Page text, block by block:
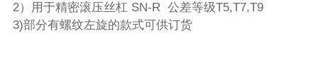
2）用于精密滚压丝杠 SN-R 公差等级T5,T7,T9
3)部分有螺纹左旋的款式可供订货